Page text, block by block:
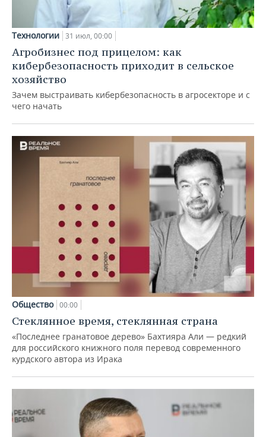
Технологии 31 июл, 00:00
Агробизнес под прицелом: как
кибербезопасность приходит в сельское
хозяйство
Зачем выстраивать кибербезопасность в агросекторе и с
чего начать
Общество 00:00
Стеклянное время, стеклянная страна
«Последнее гранатовое дерево» Бахтияра Али — редкий
для российского книжного поля перевод современного
курдского автора из Ирака